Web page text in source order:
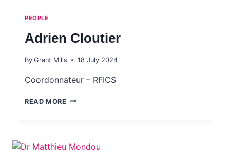
PEOPLE
Adrien Cloutier
By Grant Mills 18 July 2024
Coordonnateur – RFICS
READ MORE ADRIEN CLOUTIER